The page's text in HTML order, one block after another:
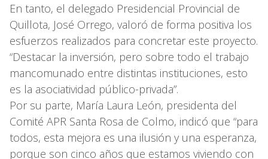
En tanto, el delegado Presidencial Provincial de
Quillota, José Orrego, valoró de forma positiva los
esfuerzos realizados para concretar este proyecto.
“Destacar la inversión, pero sobre todo el trabajo
mancomunado entre distintas instituciones, esto
es la asociatividad público-privada”.
Por su parte, María Laura León, presidenta del
Comité APR Santa Rosa de Colmo, indicó que “para
todos, esta mejora es una ilusión y una esperanza,
porque son cinco años que estamos viviendo con